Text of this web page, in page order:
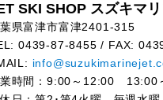
SKI SHOP スズキマ
県富津市富津2401-315
0439-87-8455 / FAX:
時間：9:00～12:00 13:00